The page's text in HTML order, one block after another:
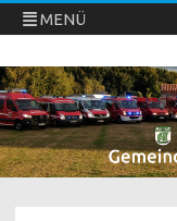
MENÜ
Freiwillige